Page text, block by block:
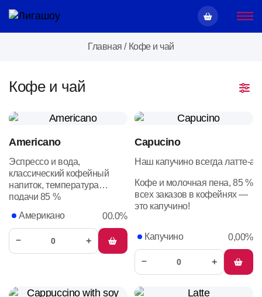
Главная / Кофе и чай
Кофе и чай
Americano
Эспрессо и вода,
классический кофейный
напиток, температура
подачи 85 %
Американо
00.0%
– +
Capucino
Кофе и молочная пена, 85 %
всех заказов в кофейнях —
это капучино!
Наш капучиновсегда
Капучино 0,00%
– +